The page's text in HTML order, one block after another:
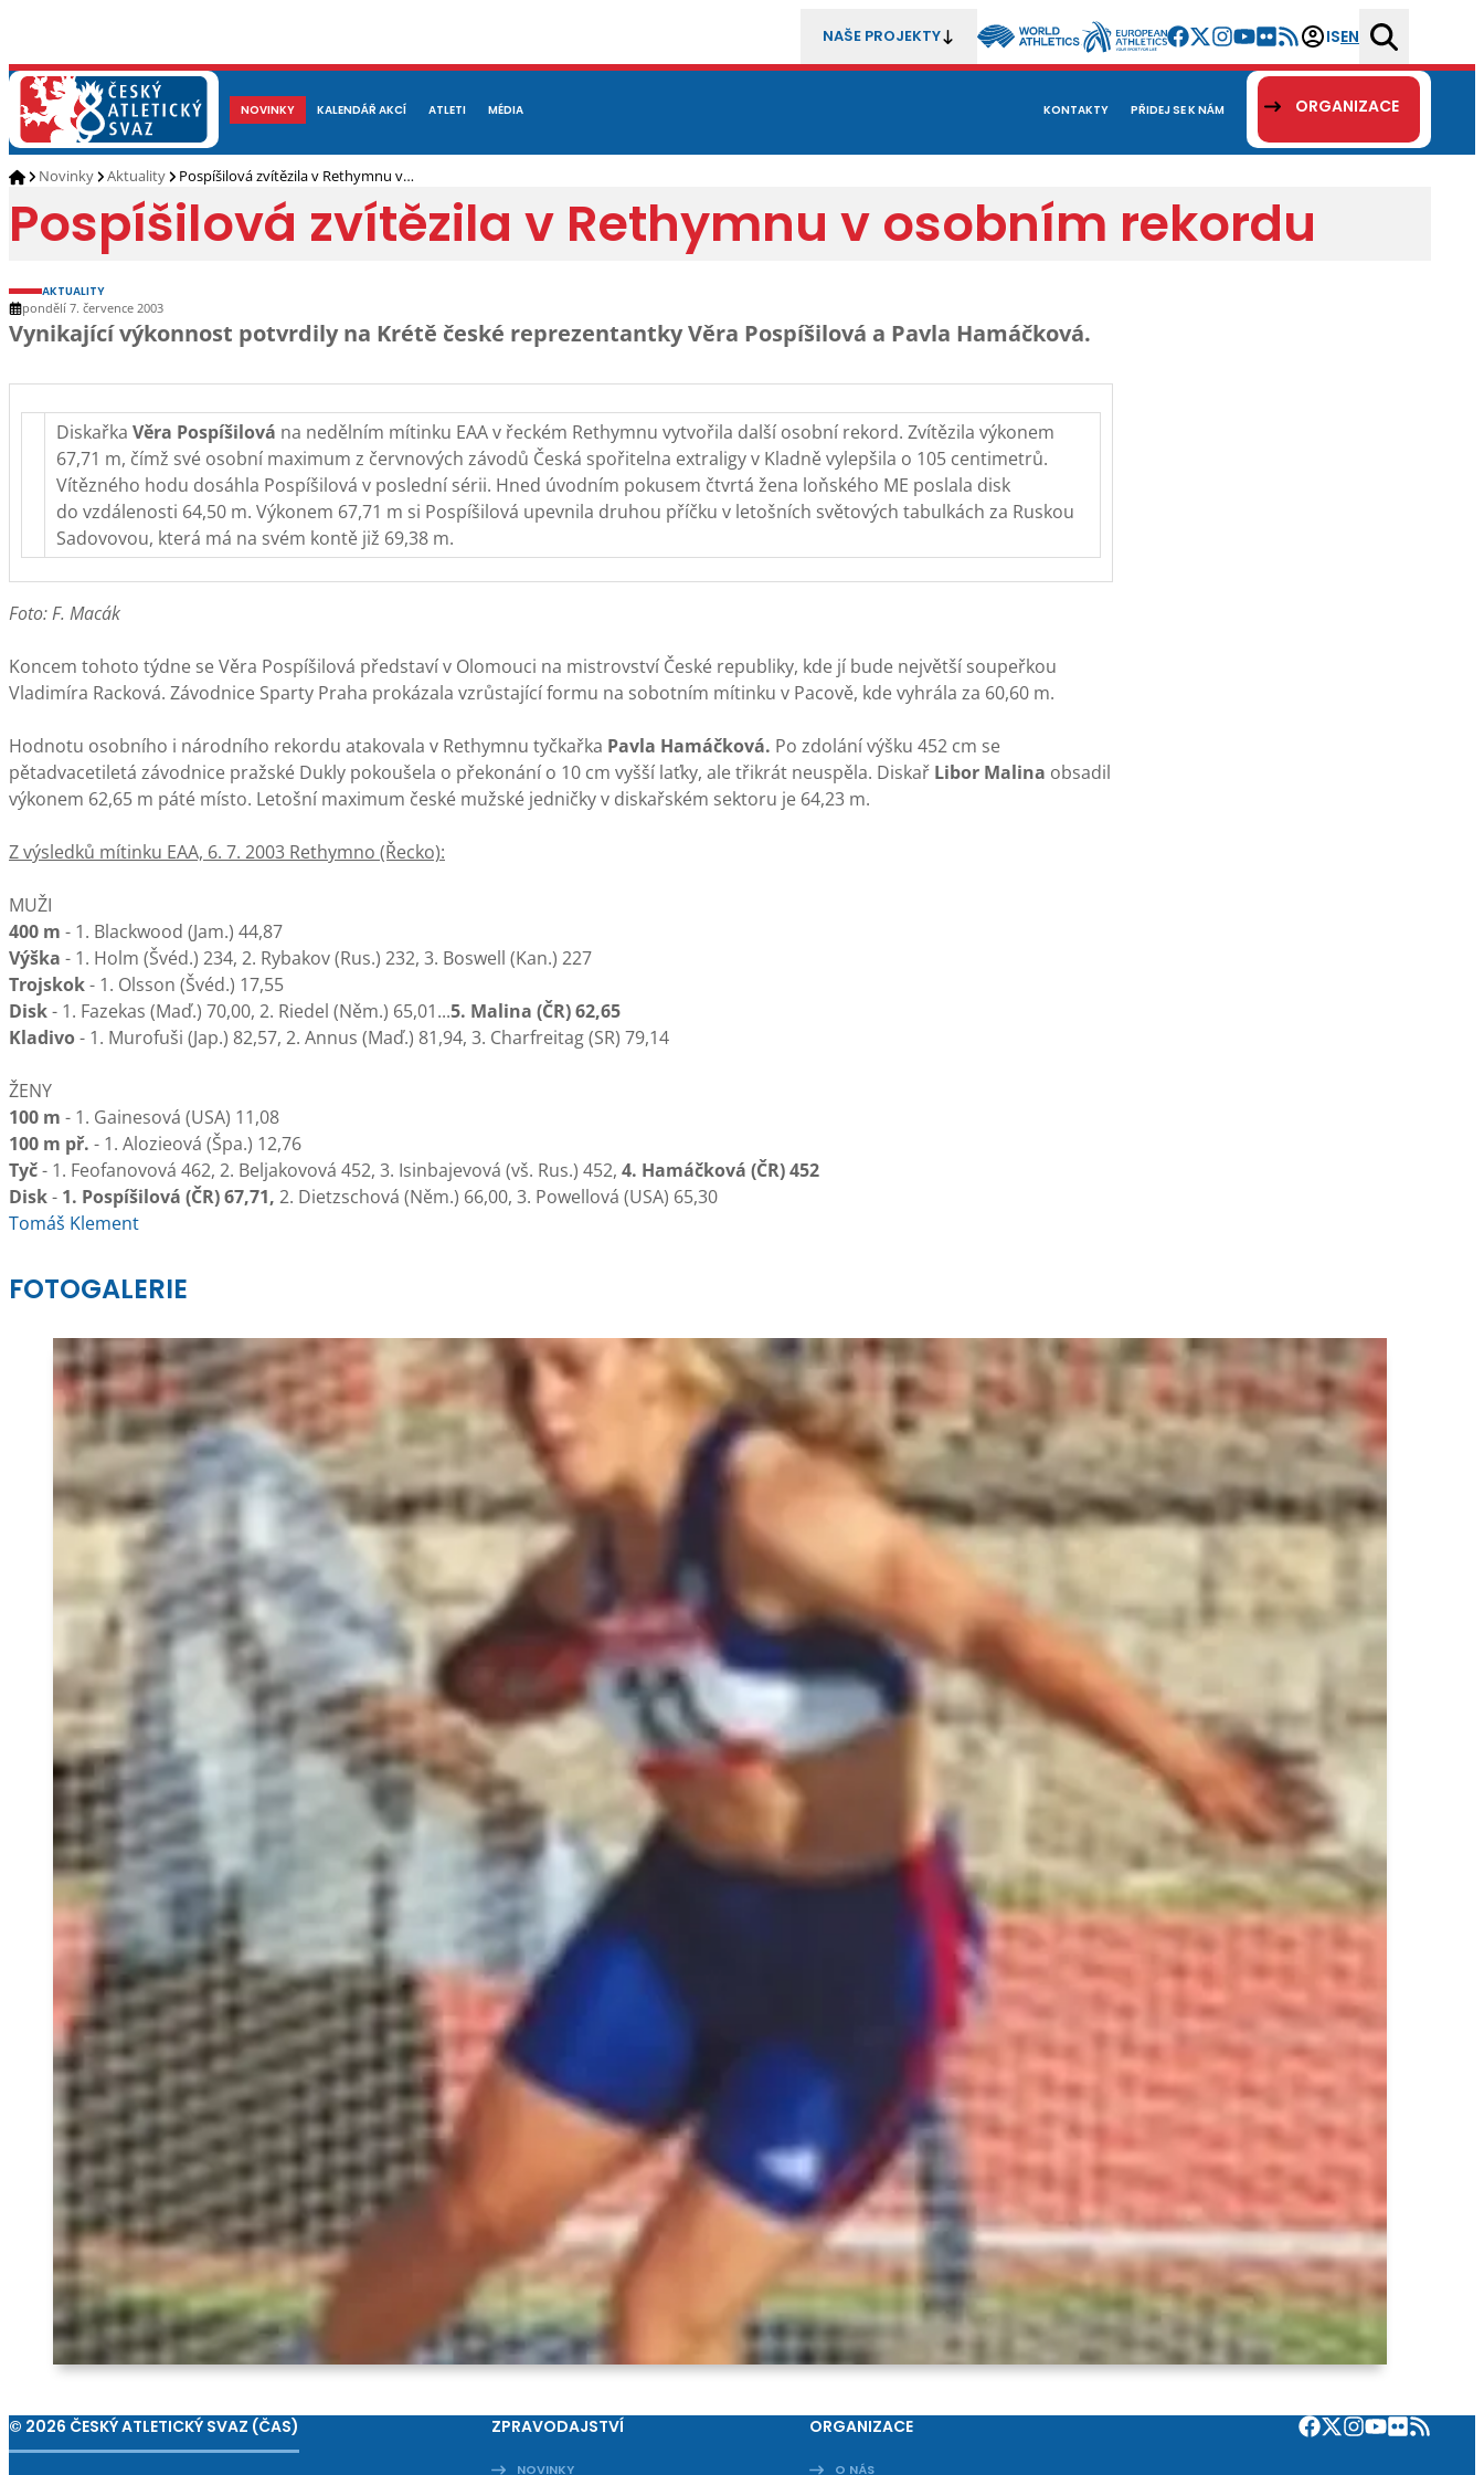
NAŠE PROJEKTY ISEN
NOVINKY KALENDÁŘ AKCÍ ATLETI MÉDIA
O NÁS ČLENOVÉ DOKUMENTY REPREZENTACE KONTAKTY PŘIDEJ SE K NÁM ORGANIZACE
Novinky Aktuality Pospíšilová zvítězila v Rethymnu v…
Pospíšilová zvítězila v Rethymnu v osobním rekordu
AKTUALITY
pondělí 7. července 2003
Vynikající výkonnost potvrdily na Krétě české reprezentantky Věra Pospíšilová a Pavla Hamáčková.
Diskařka Věra Pospíšilová na nedělním mítinku EAA v řeckém Rethymnu vytvořila další osobní rekord. Zvítězila výkonem
67,71 m, čímž své osobní maximum z červnových závodů Česká spořitelna extraligy v Kladně vylepšila o 105 centimetrů.
Vítězného hodu dosáhla Pospíšilová v poslední sérii. Hned úvodním pokusem čtvrtá žena loňského ME poslala disk
do vzdálenosti 64,50 m. Výkonem 67,71 m si Pospíšilová upevnila druhou příčku v letošních světových tabulkách za Ruskou
Sadovovou, která má na svém kontě již 69,38 m.
Foto: F. Macák
Koncem tohoto týdne se Věra Pospíšilová představí v Olomouci na mistrovství České republiky, kde jí bude největší soupeřkou
Vladimíra Racková. Závodnice Sparty Praha prokázala vzrůstající formu na sobotním mítinku v Pacově, kde vyhrála za 60,60 m.
Hodnotu osobního i národního rekordu atakovala v Rethymnu tyčkařka Pavla Hamáčková. Po zdolání výšku 452 cm se
pětadvacetiletá závodnice pražské Dukly pokoušela o překonání o 10 cm vyšší laťky, ale třikrát neuspěla. Diskař Libor Malina obsadil
výkonem 62,65 m páté místo. Letošní maximum české mužské jedničky v diskařském sektoru je 64,23 m.
Z výsledků mítinku EAA, 6. 7. 2003 Rethymno (Řecko):
MUŽI
400 m - 1. Blackwood (Jam.) 44,87
Výška - 1. Holm (Švéd.) 234, 2. Rybakov (Rus.) 232, 3. Boswell (Kan.) 227
Trojskok- 1. Olsson (Švéd.) 17,55
Disk- 1. Fazekas (Maď.) 70,00, 2. Riedel (Něm.) 65,01...5. Malina (ČR) 62,65
Kladivo- 1. Murofuši (Jap.) 82,57, 2. Annus (Maď.) 81,94, 3. Charfreitag (SR) 79,14
ŽENY
100 m - 1. Gainesová (USA) 11,08
100 m př. - 1. Alozieová (Špa.) 12,76
Tyč- 1. Feofanovová 462, 2. Beljakovová 452, 3. Isinbajevová (vš. Rus.) 452, 4. Hamáčková (ČR) 452
Disk- 1. Pospíšilová (ČR) 67,71, 2. Dietzschová (Něm.) 66,00, 3. Powellová (USA) 65,30
Tomáš Klement
FOTOGALERIE
© 2026 ČESKÝ ATLETICKÝ SVAZ (ČAS) ZPRAVODAJSTVÍ
NOVINKY
ORGANIZACE
O NÁS